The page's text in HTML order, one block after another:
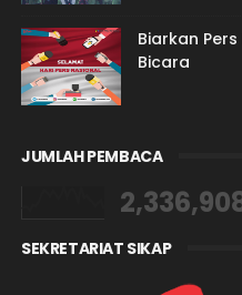
Biarkan
Bicara
JUMLAH PEMBACA
SEKRETARIAT SIKAP